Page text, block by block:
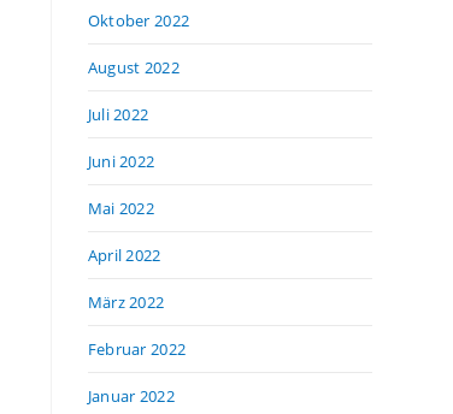
Oktober 2022
August 2022
Juli 2022
Juni 2022
Mai 2022
April 2022
März 2022
Februar 2022
Januar 2022